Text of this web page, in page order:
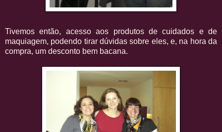
Tivemos então, acesso aos produtos de cuidados e de
maquiagem, podendo tirar dúvidas sobre eles, e, na hora da
compra, um desconto bem bacana.